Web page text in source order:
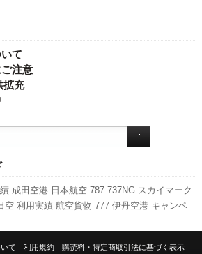
て
ご注意
拡充
成田空港 日本航空 787 737NG スカイマーク
空 利用実績 航空貨物 777 伊丹空港 キャンペ
ボーイング 新型コロナウイルス ピーチ・ア
て 利用規約 購読料・特定商取引法に基づく表示